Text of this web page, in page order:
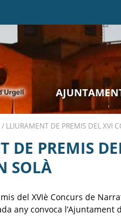
/ LLIURAMENT DE PREMIS DEL XVI
DE PREMIS
SOLÀ
del XVIè Concurs de
any convoca l’Ajuntament